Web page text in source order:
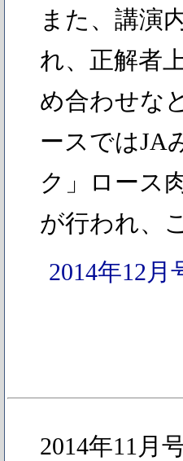
また、講演
れ、正解者
め合わせな
ースではJA
ク」ロース
が行われ、
2014年12
2014年11月